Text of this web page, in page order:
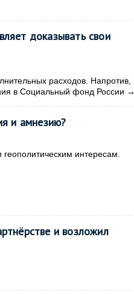
доказывать свои
расходов. Напротив,
в Социальный фонд России →
и амнезию?
интересам.
и возложил